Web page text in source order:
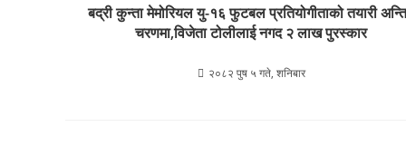
बद्री कुन्ता मेमोरियल यु-१६ फुटबल प्रतियोगीताको तयारी
चरणमा,विजेता टोलीलाई नगद २ लाख पुरस्कार
२०८२ पुष ५ गते, शनिबार